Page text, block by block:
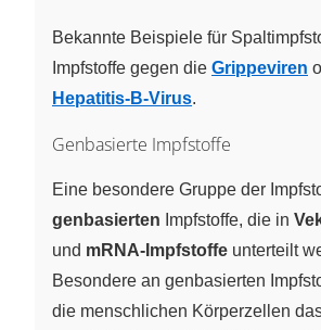
Bekannte Beispiele für
Impfstoffe gegen die Grippeviren
Hepatitis-B-Virus.
Genbasierte Impfstoffe
Eine besondere Gruppe der
genbasierten Impfstoffe, die in
und mRNA-Impfstoffe unterteilt
Besondere an genbasierten
die menschlichen Körperzellen